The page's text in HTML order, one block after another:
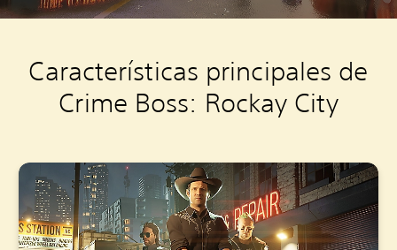
Características principales de
Crime Boss: Rockay City